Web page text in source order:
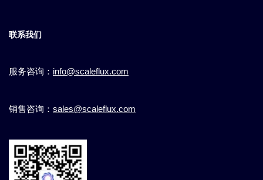
联系我们
服务咨询： info@scaleflux.com
销售咨询： sales@scaleflux.com